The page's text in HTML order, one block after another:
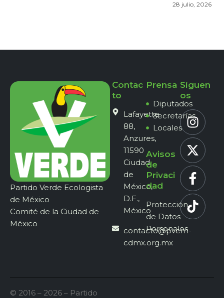
28 julio, 2026
Partido Verde Ecologista
de México
Comité de la Ciudad de
México
Contac
to
Lafayette
88,
Anzures,
11590
Ciudad
de
México,
D.F.,
México
contacto@pvem-
cdmx.org.mx
Prensa
Diputados
Secretarías
Locales
Avisos
de
Privaci
dad
Protección
de Datos
Personales
Síguen
os
© 2016 – 2026 – Partido